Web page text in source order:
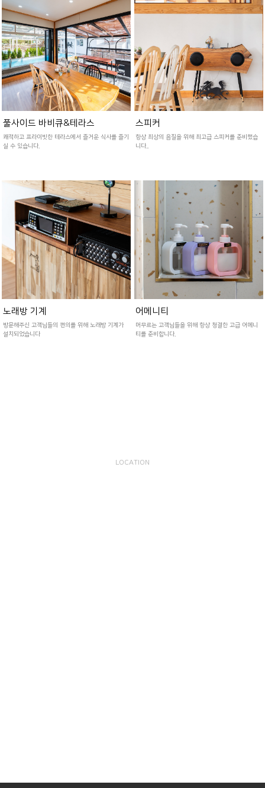
풀사이드 바비큐&테라스
쾌적하고 프라이빗한 테라스에서 즐거운 식사를 즐기
실 수 있습니다.
스피커
항상 최상의 음질을 위해 최고급 스피커를 준비했습
니다..
노래방 기계
방문해주신 고객님들의 편의를 위해 노래방 기계가
설치되었습니다
어메니티
머무르는 고객님들을 위해 항상 청결한 고급 어메니
티를 준비합니다.
LOCATION